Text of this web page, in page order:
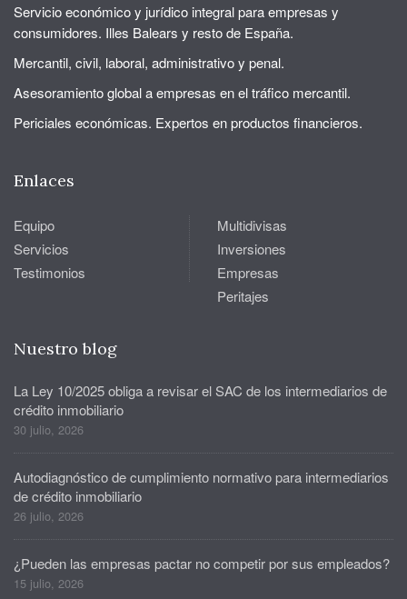
Servicio económico y jurídico integral para empresas y
consumidores. Illes Balears y resto de España.
Mercantil, civil, laboral, administrativo y penal.
Asesoramiento global a empresas en el tráfico mercantil.
Periciales económicas. Expertos en productos financieros.
Enlaces
Equipo
Servicios
Testimonios
Multidivisas
Inversiones
Empresas
Peritajes
Nuestro blog
La Ley 10/2025 obliga a revisar el SAC de los intermediarios de
crédito inmobiliario
30 julio, 2026
Autodiagnóstico de cumplimiento normativo para intermediarios
de crédito inmobiliario
26 julio, 2026
¿Pueden las empresas pactar no competir por sus empleados?
15 julio, 2026